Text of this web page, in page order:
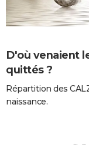
D'où venaient
quittés ?
Répartition des
naissance.